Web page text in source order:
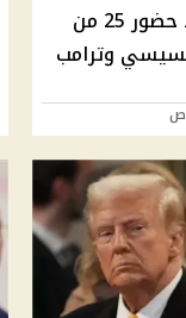
قمة شرم الشيخ ستشهد حضور 25 من
وترامب